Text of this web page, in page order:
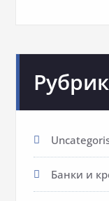
Банки и